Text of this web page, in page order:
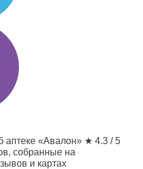
аптеке «Авалон» ★ 4.3 / 5
собранные на
и картах